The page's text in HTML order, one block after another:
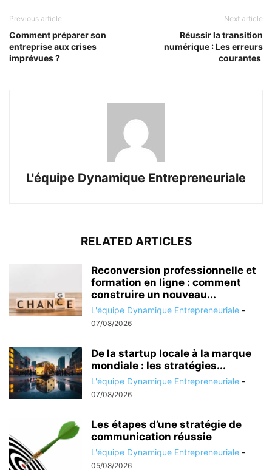
Previous article
Comment préparer son
entreprise aux crises
imprévues ?
Next article
Réussir la transition
numérique : Les erreurs
courantes
L'équipe Dynamique Entrepreneuriale
RELATED ARTICLES
Reconversion professionnelle et
formation en ligne : comment
construire un nouveau...
L'équipe Dynamique Entrepreneuriale -
07/08/2026
De la startup locale à la marque
mondiale : les stratégies...
L'équipe Dynamique Entrepreneuriale -
07/08/2026
Les étapes d’une stratégie de
communication réussie
L'équipe Dynamique Entrepreneuriale -
05/08/2026